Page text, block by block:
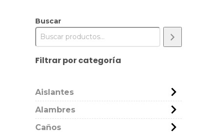
Buscar
Filtrar por categoría
Aislantes
Alambres
Caños